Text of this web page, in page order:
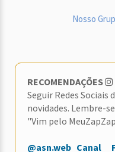
Nosso
RECOMENDAÇÕES
Seguir Redes Sociais
novidades. Lembre-
"Vim pelo
@asn.web Canal